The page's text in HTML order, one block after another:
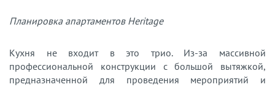
Планировка апартаментов Heritage
Кухня не входит в это трио. Из-за массивной
профессиональной конструкции с большой вытяжкой,
предназначенной для проведения мероприятий и